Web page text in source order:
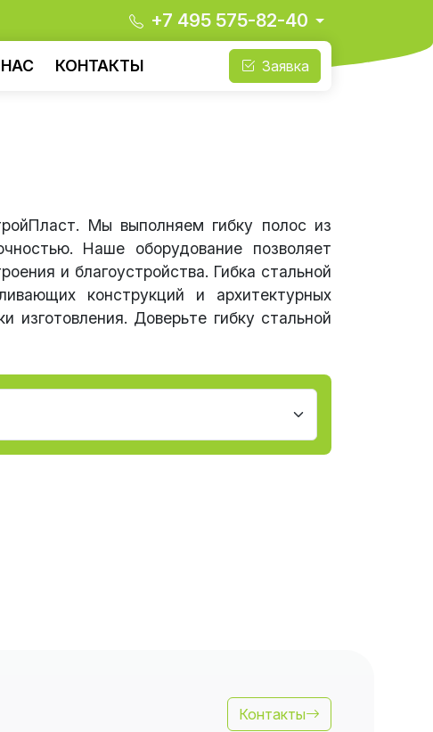
+7 495 575-82-40
КОНТАКТЫ Заявка
Мы выполняем гибку полос из
Наше оборудование позволяет
и благоустройства. Гибка стальной
конструкций и архитектурных
Доверьте гибку стальной
Контакты